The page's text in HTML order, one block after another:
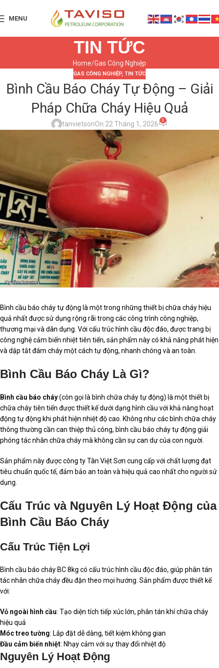
MENU
TIN TỨC
Home Gas Công Nghiệp
GAS CÔNG NGHIỆP, TIN TỨC
Bình Cầu Báo Cháy Tự Động – Giải
Pháp Chữa Cháy Hiệu Quả
tanvietsonOn 22 Tháng 1, 2026 0
Bình cầu báo cháy tự động là một trong những thiết bị chữa cháy hiệu
quả nhất được sử dụng rộng rãi trong các công trình công nghiệp,
thương mại và dân dụng. Với cấu trúc hình cầu độc đáo, được trang bị
công nghệ cảm biến nhiệt tiên tiến, sản phẩm này có khả năng phát hiện
và dập tắt đám cháy một cách tự động, nhanh chóng và an toàn.
Bình Cầu Báo Cháy Là Gì?
Bình cầu báo cháy(còn gọi là bình chữa cháy tự động) là một thiết bị
chữa cháy tiên tiến được thiết kế dưới dạng hình cầu với khả năng hoạt
động tự động khi phát hiện nhiệt độ cao. Không như các bình chữa cháy
thông thường cần can thiệp thủ công, bình cầu báo cháy tự động giải
phóng tác nhân chữa cháy mà không cần sự can dự của con người.
Sản phẩm này được công ty Tân Việt Sơn cung cấp với chất lượng đạt
tiêu chuẩn quốc tế, đảm bảo an toàn và hiệu quả cao nhất cho người sử
dụng.
Cấu Trúc và Nguyên Lý Hoạt Động của
Bình Cầu Báo Cháy
Cấu Trúc Tiện Lợi
Bình cầu báo cháy BC 8kg có cấu trúc hình cầu độc đáo, giúp phân tán
tác nhân chữa cháy đều đặn theo mọi hướng. Sản phẩm được thiết kế
với:
Vỏ ngoài hình cầu: Tạo diện tích tiếp xúc lớn, phân tán khí chữa cháy
hiệu quả
Móc treo tường: Lắp đặt dễ dàng, tiết kiệm không gian
Đầu cảm biến nhiệt: Nhạy cảm với sự thay đổi nhiệt độ
Nguyên Lý Hoạt Động